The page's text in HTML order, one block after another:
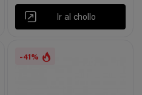
Ir al chollo
-41%